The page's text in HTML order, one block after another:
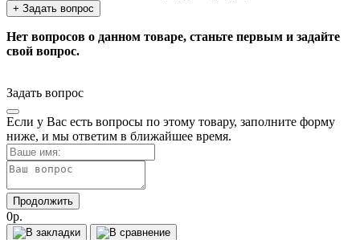
+ Задать вопрос
Нет вопросов о данном товаре, станьте первым и задайте
свой вопрос.
Задать вопрос
Если у Вас есть вопросы по этому товару, заполните форму
ниже, и мы ответим в ближайшее время.
Продолжить
0р.